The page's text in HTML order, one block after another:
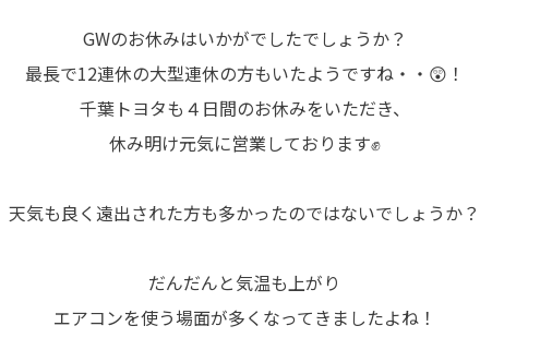
GWのお休みはいかがでしたでしょうか？
最長で12連休の大型連休の方もいたようですね・・😲！
千葉トヨタも４日間のお休みをいただき、
休み明け元気に営業しております✊
天気も良く遠出された方も多かったのではないでしょうか？
だんだんと気温も上がり
エアコンを使う場面が多くなってきましたよね！